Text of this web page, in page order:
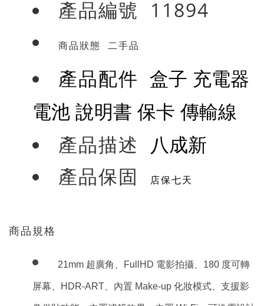
產品編號 11894
商品狀態 二手品
產品配件 盒子 充電器
電池 說明書 保卡 傳輸線
產品描述 八成新
產品保固 店保七天
商品規格
21mm 超廣角、 FullHD 電影拍攝、 180 度可轉
屏幕、
HDR-ART、內置 Make-up 化妝模式、支援影